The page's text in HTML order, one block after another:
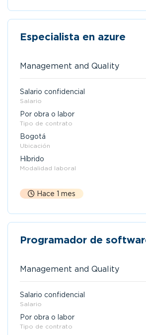
Especialista en azure
Management and Quality
Salario confidencial
Salario
Por obra o labor
Tipo de contrato
Bogotá
Ubicación
Híbrido
Modalidad laboral
Hace 1 mes
Programador de
Management and Quality
Salario confidencial
Salario
Por obra o labor
Tipo de contrato